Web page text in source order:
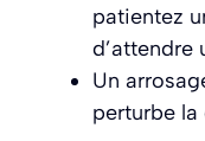
patientez
d’attendre
Un
perturbe la